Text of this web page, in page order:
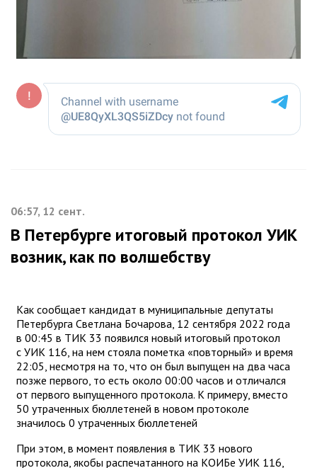
06:57, 12 сент.
В Петербурге итоговый протокол УИК
возник, как по волшебству
Как сообщает кандидат в муниципальные депутаты
Петербурга Светлана Бочарова, 12 сентября 2022 года
в 00:45 в ТИК 33 появился новый итоговый протокол
с УИК 116, на нем стояла пометка «повторный» и время
22:05, несмотря на то, что он был выпущен на два часа
позже первого, то есть около 00:00 часов и отличался
от первого выпущенного протокола. К примеру, вместо
50 утраченных бюллетеней в новом протоколе
значилось 0 утраченных бюллетеней
При этом, в момент появления в ТИК 33 нового
протокола, якобы распечатанного на КОИБе УИК 116,